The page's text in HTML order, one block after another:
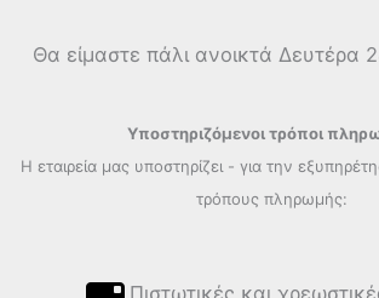
Θα είμαστε πάλι ανοικτά Δευτέρα
Υποστηριζόμενοι τρόποι
Η εταιρεία μας υποστηρίζει - για την
τρόπους πληρωμής: